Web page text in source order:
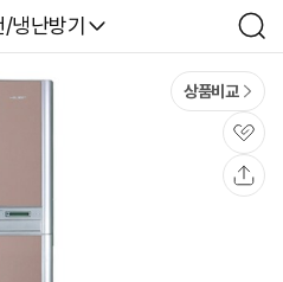
냉난방기
검
색
상품비교
관
심